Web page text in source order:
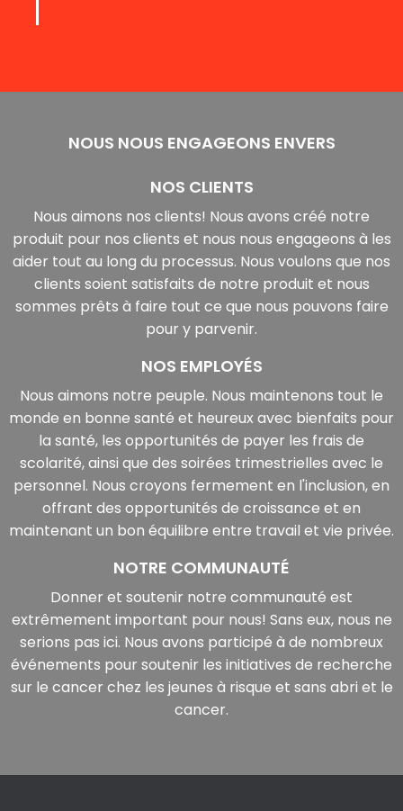
NOUS NOUS ENGAGEONS ENVERS
NOS CLIENTS
Nous aimons nos clients! Nous avons créé notre
produit pour nos clients et nous nous engageons à les
aider tout au long du processus. Nous voulons que nos
clients soient satisfaits de notre produit et nous
sommes prêts à faire tout ce que nous pouvons faire
pour y parvenir.
NOS EMPLOYÉS
Nous aimons notre peuple. Nous maintenons tout le
monde en bonne santé et heureux avec bienfaits pour
la santé, les opportunités de payer les frais de
scolarité, ainsi que des soirées trimestrielles avec le
personnel. Nous croyons fermement en l'inclusion, en
offrant des opportunités de croissance et en
maintenant un bon équilibre entre travail et vie privée.
NOTRE COMMUNAUTÉ
Donner et soutenir notre communauté est
extrêmement important pour nous! Sans eux, nous ne
serions pas ici. Nous avons participé à de nombreux
événements pour soutenir les initiatives de recherche
sur le cancer chez les jeunes à risque et sans abri et le
cancer.